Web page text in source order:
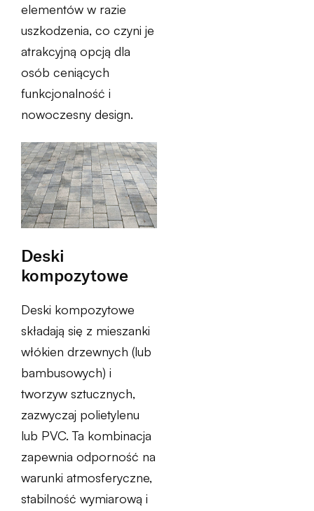
elementów w razie
uszkodzenia, co czyni je
atrakcyjną opcją dla
osób ceniących
funkcjonalność i
nowoczesny design.
Deski
kompozytowe
Deski kompozytowe
składają się z mieszanki
włókien drzewnych (lub
bambusowych) i
tworzyw sztucznych,
zazwyczaj polietylenu
lub PVC. Ta kombinacja
zapewnia odporność na
warunki atmosferyczne,
stabilność wymiarową i